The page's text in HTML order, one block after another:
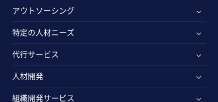
アウトソーシング
特定の人材ニーズ
代行サービス
人材開発
組織開発サービス